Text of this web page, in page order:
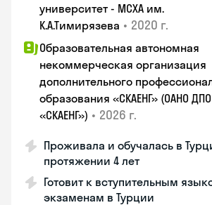
университет - МСХА им.
К.А.Тимирязева • 2020 г.
Образовательная автономная
некоммерческая организация
дополнительного
образования «СКАЕНГ» (ОАНО ДПО
«СКАЕНГ») • 2026 г.
Проживала и обучалась в
протяжении 4 лет
Готовит к вступительным
экзаменам в Турции